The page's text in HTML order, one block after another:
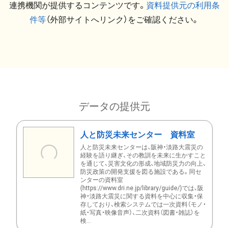
連携機関が提供するコンテンツです。 資料提供元の利用条
件等（外部サイトへリンク）をご確認ください。
データの提供元
人と防災未来センター 資料室
人と防災未来センターは、阪神・淡路大震災の
経験を語り継ぎ、その教訓を未来に生かすこと
を通じて、災害文化の形成、地域防災力の向上、
防災政策の開発支援を図る施設である。同セ
ンターの資料室
(https://www.dri.ne.jp/library/guide/)では、阪
神・淡路大震災に関する資料を中心に収集・保
存しており、検索システムでは一次資料（モノ・
紙・写真・映像音声）、二次資料（図書・雑誌）を
検...